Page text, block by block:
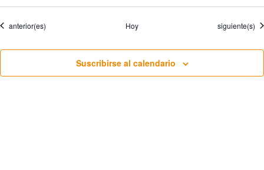
Eventos
anterior(es) Hoy Eventos
siguiente(s)
Suscribirse al calendario